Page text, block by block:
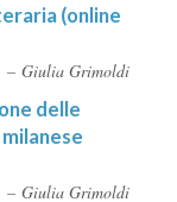
(online
Giulia Grimoldi
delle
Giulia Grimoldi